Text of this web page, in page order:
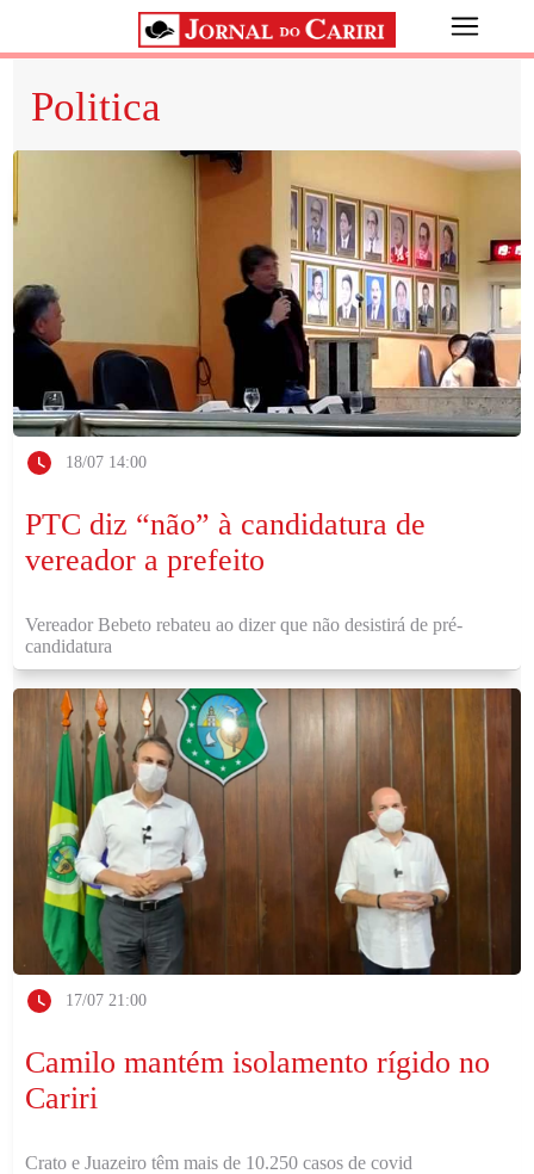
Politica
18/07 14:00
PTC diz “não” à candidatura de
vereador a prefeito
Vereador Bebeto rebateu ao dizer que não desistirá de pré-
candidatura
17/07 21:00
Camilo mantém isolamento rígido no
Cariri
Crato e Juazeiro têm mais de 10.250 casos de covid